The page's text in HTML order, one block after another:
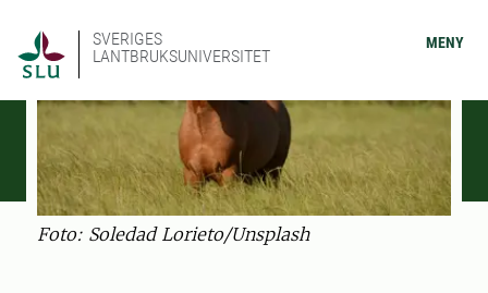
SVERIGES
LANTBRUKSUNIVERSITET
MENY
Foto: Soledad Lorieto/Unsplash